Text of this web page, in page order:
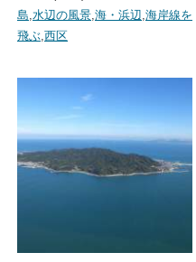
島,水辺の風景,海・浜辺,海岸線を
飛ぶ,西区